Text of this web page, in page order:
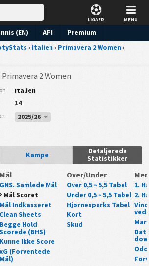
LIGAER MENU
(EN) API Premium
› Italien› Primavera 2 Women›
2 Women
Italien
14
2025/26
Kampe
Detaljerede
Statistikker
Mål
GNS. Samlede Mål
Mål Scoret
Mål Indkasseret
Clean Sheets
Begge Hold
Scorede (BHS)
Kunne Ikke Score
xG (Forventede
Mål)
Over/Under
Over 0,5 ~ 5,5 Tabel
Under 0,5 ~ 5,5 Tabel
Hjørnesparks Tabel
Kort
Skud
1.
2.
ved